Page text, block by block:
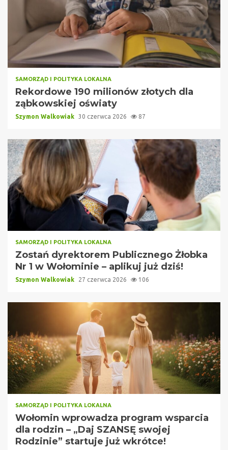
SAMORZĄD I POLITYKA LOKALNA
Rekordowe 190 milionów złotych dla
ząbkowskiej oświaty
Szymon Walkowiak 30 czerwca 2026 87
SAMORZĄD I POLITYKA LOKALNA
Zostań dyrektorem Publicznego Żłobka
Nr 1 w Wołominie – aplikuj już dziś!
Szymon Walkowiak 27 czerwca 2026 106
SAMORZĄD I POLITYKA LOKALNA
Wołomin wprowadza program wsparcia
dla rodzin – „Daj SZANSĘ swojej
Rodzinie” startuje już wkrótce!